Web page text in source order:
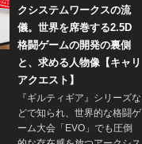
クシステムワークスの流
儀。世界を席巻する2.5D
格闘ゲームの開発の裏側
と、求める人物像【キャリ
アクエスト】
『ギルティギア』シリーズな
どで知られ、世界的な格闘ゲ
ーム大会「EVO」でも圧倒